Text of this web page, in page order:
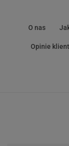
O nas
Opinie